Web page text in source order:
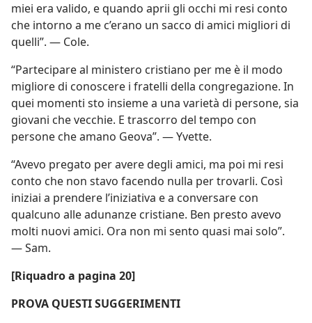
miei era valido, e quando aprii gli occhi mi resi conto
che intorno a me c’erano un sacco di amici migliori di
quelli”. — Cole.
“Partecipare al ministero cristiano per me è il modo
migliore di conoscere i fratelli della congregazione. In
quei momenti sto insieme a una varietà di persone, sia
giovani che vecchie. E trascorro del tempo con
persone che amano Geova”. — Yvette.
“Avevo pregato per avere degli amici, ma poi mi resi
conto che non stavo facendo nulla per trovarli. Così
iniziai a prendere l’iniziativa e a conversare con
qualcuno alle adunanze cristiane. Ben presto avevo
molti nuovi amici. Ora non mi sento quasi mai solo”.
— Sam.
[Riquadro a pagina 20]
PROVA QUESTI SUGGERIMENTI